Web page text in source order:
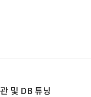
및 DB 튜닝